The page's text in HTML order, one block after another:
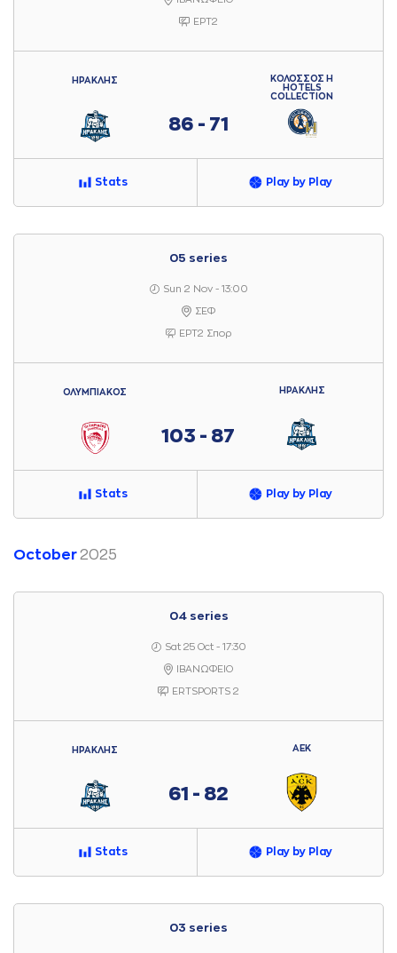
ΕΡΤ2
Stats Play by Play
ΗΡΑΚΛΗΣ
86 - 71
ΚΟΛΟΣΣΟΣ H
HOTELS
COLLECTION
05 series
Sun 2 Nov - 13:00
ΣΕΦ
ΕΡΤ2 Σπορ
Stats Play by Play
ΟΛΥΜΠΙΑΚΟΣ
103 - 87
ΗΡΑΚΛΗΣ
October2025
04 series
Sat 25 Oct - 17:30
ΙΒΑΝΩΦΕΙΟ
ERTSPORTS 2
Stats Play by Play
ΗΡΑΚΛΗΣ
61 - 82
ΑΕΚ
03 series